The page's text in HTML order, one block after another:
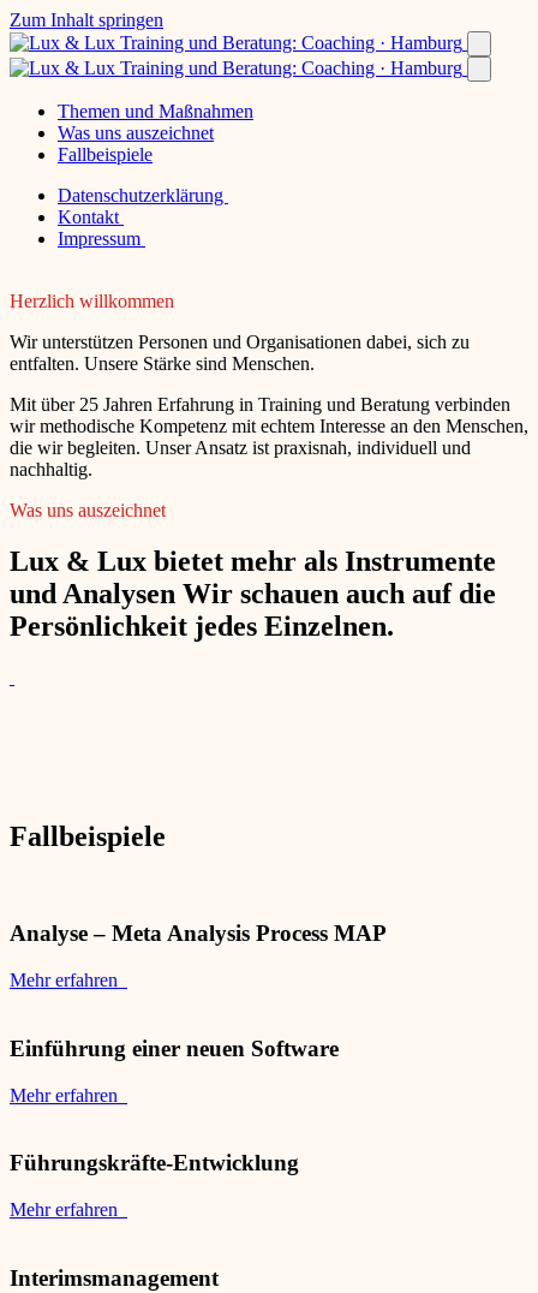
Zum Inhalt springen
Themen und Maßnahmen
Was uns auszeichnet
Fallbeispiele
Datenschutzerklärung
Kontakt
Impressum
Herzlich willkommen
Wir unterstützen Personen und Organisationen dabei, sich zu
entfalten. Unsere Stärke sind Menschen.
Mit über 25 Jahren Erfahrung in Training und Beratung verbinden
wir methodische Kompetenz mit echtem Interesse an den Menschen,
die wir begleiten. Unser Ansatz ist praxisnah, individuell und
nachhaltig.
Was uns auszeichnet
Lux & Lux bietet mehr als Instrumente
und Analysen Wir schauen auch auf die
Persönlichkeit jedes Einzelnen.
Fallbeispiele
Analyse – Meta Analysis Process MAP
Mehr erfahren
Einführung einer neuen Software
Mehr erfahren
Führungskräfte-Entwicklung
Mehr erfahren
Interimsmanagement